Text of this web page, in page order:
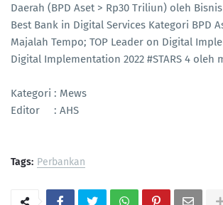
Daerah (BPD Aset > Rp30 Triliun) oleh
Best Bank in Digital Services Kategori BPD
Majalah Tempo; TOP Leader on Digital
Digital Implementation 2022 #STARS 4 oleh
Kategori : Mews
Editor : AHS
Tags: Perbankan